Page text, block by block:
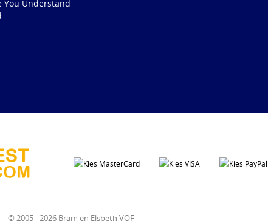
You Understand
© 2005 - 2026 Bram en Elsbeth VOF